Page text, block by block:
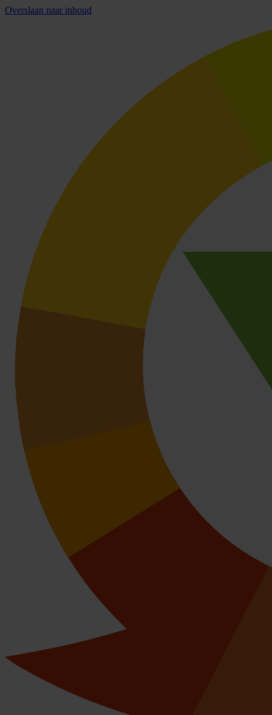
Overslaan naar inhoud